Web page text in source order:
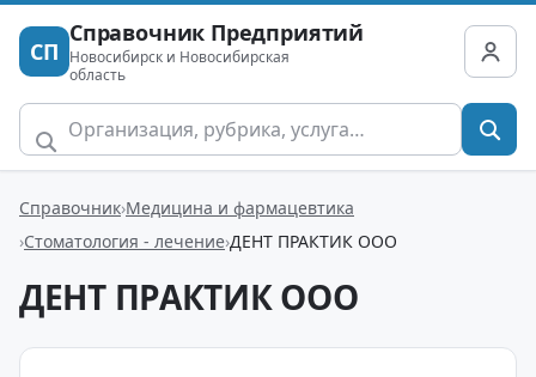
СП
Справочник Предприятий
Новосибирск и Новосибирская
область
Справочник Медицина и фармацевтика
Стоматология - лечение ДЕНТ ПРАКТИК ООО
ДЕНТ ПРАКТИК ООО